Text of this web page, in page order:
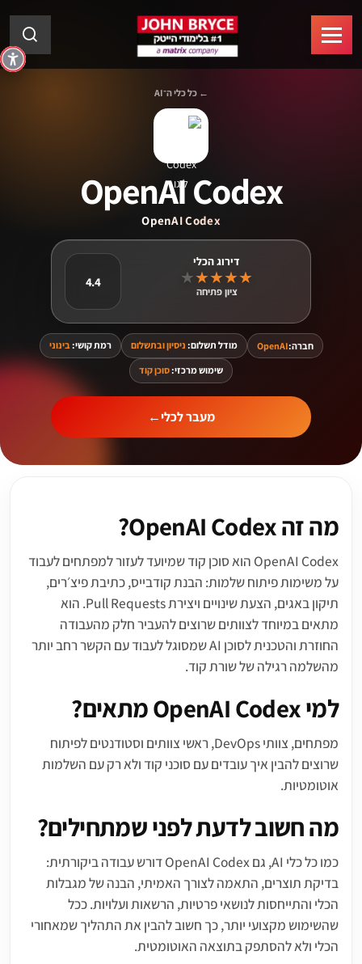
← כל כלי ה־AI
OpenAI Codex
OpenAI Codex
4.4 ★
★
★
★
★
ציון פתיחה
חברה:OpenAI מודל תשלום: ניסיון ובתשלום רמת קושי:בינוני
שימוש מרכזי:סוכן קוד
מעבר לכלי←
מה זה OpenAI Codex?
OpenAI Codex הוא סוכן קוד שמיועד לעזור למפתחים לעבוד
על משימות פיתוח שלמות: הבנת קודבייס, כתיבת פיצ׳רים,
תיקון באגים, הצעת שינויים ויצירת Pull Requests. הוא
מתאים במיוחד לצוותים שרוצים להעביר חלק מהעבודה
החוזרת והטכנית לסוכן AI שמסוגל לעבוד עם הקשר רחב יותר
מהשלמה רגילה של שורת קוד.
למי OpenAI Codex מתאים?
מפתחים, צוותי DevOps, ראשי צוותים וסטודנטים לפיתוח
שרוצים להבין איך עובדים עם סוכני קוד ולא רק עם השלמות
אוטומטיות.
מה חשוב לדעת לפני שמתחילים?
כמו כל כלי AI, גם OpenAI Codex דורש עבודה ביקורתית:
בדיקת תוצרים, התאמה לצורך האמיתי, הבנה של מגבלות
הכלי והתייחסות לנושאי פרטיות, הרשאות ועלויות. ככל
שהשימוש מקצועי יותר, כך חשוב להבין את התהליך שמאחורי
הכלי ולא להסתפק בתוצאה האוטומטית.